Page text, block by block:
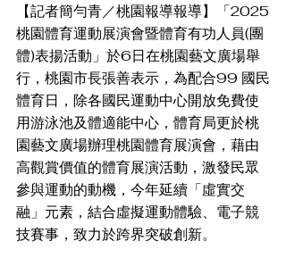
【記者簡勻青／桃園報導報導】「2025
桃園體育運動展演會暨體育有功人員(團
體)表揚活動」於6日在桃園藝文廣場舉
行，桃園市長張善表示，為配合99 國民
體育日，除各國民運動中心開放免費使
用游泳池及體適能中心，體育局更於桃
園藝文廣場辦理桃園體育展演會，藉由
高觀賞價值的體育展演活動，激發民眾
參與運動的動機，今年延續「虛實交
融」元素，結合虛擬運動體驗、電子競
技賽事，致力於跨界突破創新。